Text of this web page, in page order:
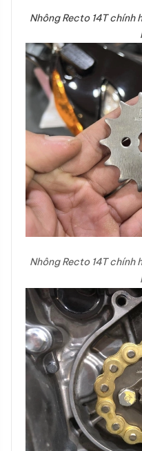
Nhông Recto 14T chính
Nhông Recto 14T chính